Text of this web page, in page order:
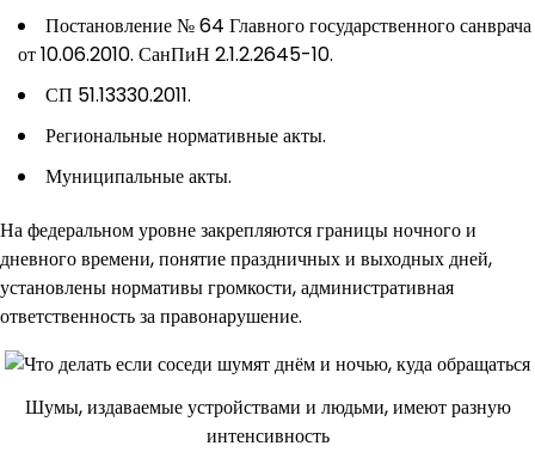
Постановление № 64 Главного государственного санврача
от 10.06.2010. СанПиН 2.1.2.2645-10.
СП 51.13330.2011.
Региональные нормативные акты.
Муниципальные акты.
На федеральном уровне закрепляются границы ночного и
дневного времени, понятие праздничных и выходных дней,
установлены нормативы громкости, административная
ответственность за правонарушение.
Шумы, издаваемые устройствами и людьми, имеют разную
интенсивность